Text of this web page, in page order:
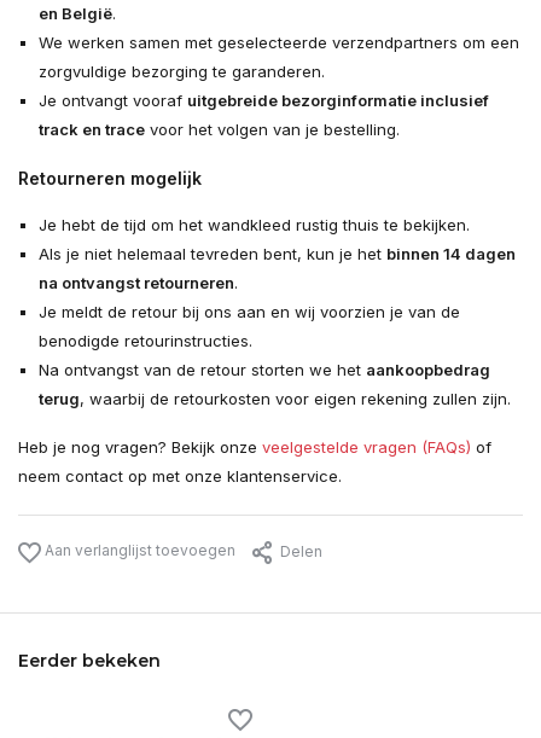
en België.
We werken samen met geselecteerde verzendpartners om een
zorgvuldige bezorging te garanderen.
Je ontvangt vooraf uitgebreide bezorginformatie inclusief
track en tracevoor het volgen van je bestelling.
Retourneren mogelijk
Je hebt de tijd om het wandkleed rustig thuis te bekijken.
Als je niet helemaal tevreden bent, kun je het binnen 14 dagen
na ontvangst retourneren.
Je meldt de retour bij ons aan en wij voorzien je van de
benodigde retourinstructies.
Na ontvangst van de retour storten we het aankoopbedrag
terug, waarbij de retourkosten voor eigen rekening zullen zijn.
Heb je nog vragen? Bekijk onze veelgestelde vragen (FAQs) of
neem contact op met onze klantenservice.
Aan verlanglijst toevoegen Delen
Eerder bekeken